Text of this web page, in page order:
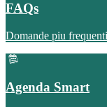
FAQs
Domande piu
Agenda Smart